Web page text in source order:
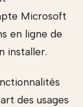
Microsoft
en ligne de
installer.
des usages